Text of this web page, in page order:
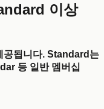
이상
공됩니다. Standard는
등 일반 멤버십